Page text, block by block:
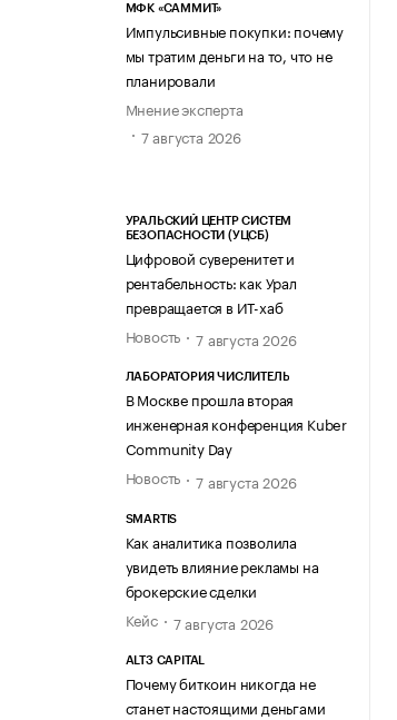
МФК «САММИТ»
Импульсивные покупки: почему
мы тратим деньги на то, что не
планировали
Мнение эксперта
7 августа 2026
УРАЛЬСКИЙ ЦЕНТР СИСТЕМ
БЕЗОПАСНОСТИ (УЦСБ)
Цифровой суверенитет и
рентабельность: как Урал
превращается в ИТ-хаб
Новость
7 августа 2026
ЛАБОРАТОРИЯ ЧИСЛИТЕЛЬ
В Москве прошла вторая
инженерная конференция Kuber
Community Day
Новость
7 августа 2026
SMARTIS
Как аналитика позволила
увидеть влияние рекламы на
брокерские сделки
Кейс
7 августа 2026
ALT3 CAPITAL
Почему биткоин никогда не
станет настоящими деньгами